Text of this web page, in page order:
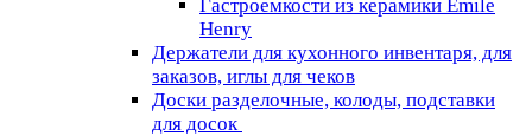
Гастроемкости из керамики Emile
Henry
Держатели для кухонного инвентаря, для
заказов, иглы для чеков
Доски разделочные, колоды, подставки
для досок